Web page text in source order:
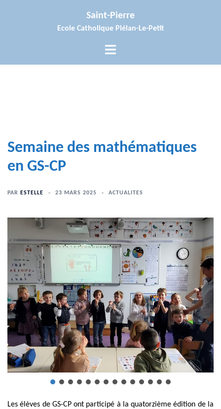
Saint-Pierre
Ecole Catholique Plélan-Le-Petit
Ouvrir/fermer
Semaine des mathématiques
en GS-CP
PAR ESTELLE 23 MARS 2025 ACTUALITES
Les élèves de GS-CP ont participé à la quatorzième édition de la